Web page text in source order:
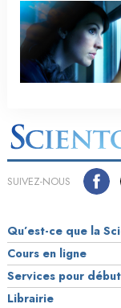
SUIVEZ-NOUS
Qu’est-ce que la
Cours en ligne
Services pour
Librairie